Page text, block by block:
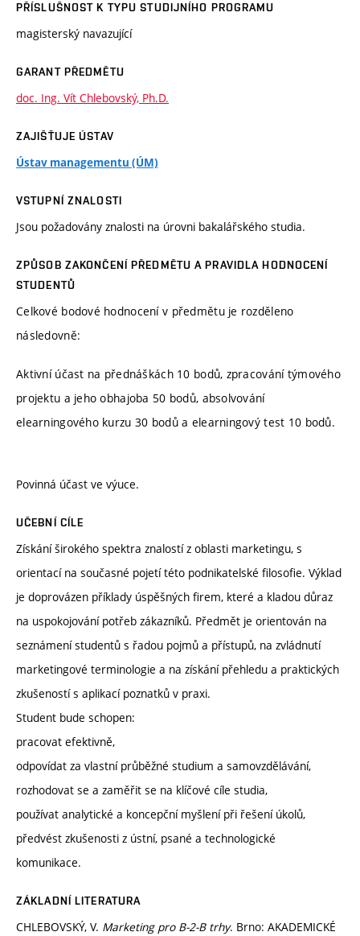
PŘÍSLUŠNOST K TYPU STUDIJNÍHO PROGRAMU
magisterský navazující
GARANT PŘEDMĚTU
doc. Ing. Vít Chlebovský, Ph.D.
ZAJIŠŤUJE ÚSTAV
Ústav managementu (ÚM)
VSTUPNÍ ZNALOSTI
Jsou požadovány znalosti na úrovni bakalářského studia.
ZPŮSOB ZAKONČENÍ PŘEDMĚTU A PRAVIDLA HODNOCENÍ
STUDENTŮ
Celkové bodové hodnocení v předmětu je rozděleno
následovně:
Aktivní účast na přednáškách 10 bodů, zpracování týmového
projektu a jeho obhajoba 50 bodů, absolvování
elearningového kurzu 30 bodů a elearningový test 10 bodů.
Povinná účast ve výuce.
UČEBNÍ CÍLE
Získání širokého spektra znalostí z oblasti marketingu, s
orientací na současné pojetí této podnikatelské filosofie. Výklad
je doprovázen příklady úspěšných firem, které a kladou důraz
na uspokojování potřeb zákazníků. Předmět je orientován na
seznámení studentů s řadou pojmů a přístupů, na zvládnutí
marketingové terminologie a na získání přehledu a praktických
zkušeností s aplikací poznatků v praxi.
Student bude schopen:
pracovat efektivně,
odpovídat za vlastní průběžné studium a samovzdělávání,
rozhodovat se a zaměřit se na klíčové cíle studia,
používat analytické a koncepční myšlení při řešení úkolů,
předvést zkušenosti z ústní, psané a technologické
komunikace.
ZÁKLADNÍ LITERATURA
CHLEBOVSKÝ, V. Marketing pro B-2-B trhy. Brno: AKADEMICKÉ